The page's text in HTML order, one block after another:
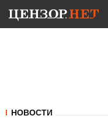
НОВОСТИ